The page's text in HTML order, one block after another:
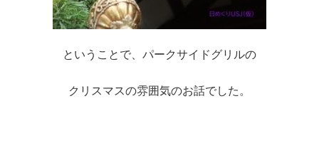
ということで、パークサイドグリルの
クリスマスの雰囲気のお話でした。